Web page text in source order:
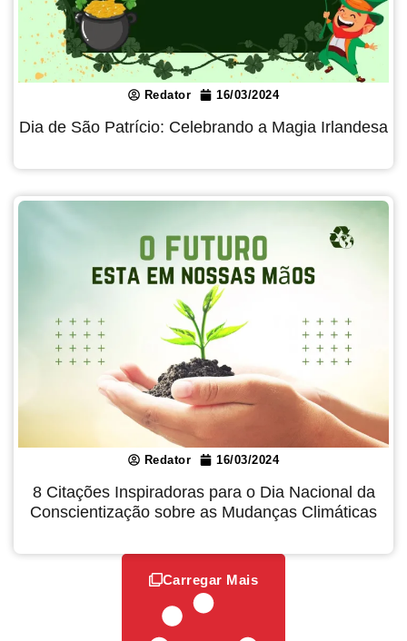
Redator 16/03/2024
Dia de São Patrício: Celebrando a Magia Irlandesa
Redator 16/03/2024
8 Citações Inspiradoras para o Dia Nacional da
Conscientização sobre as Mudanças Climáticas
Carregar Mais